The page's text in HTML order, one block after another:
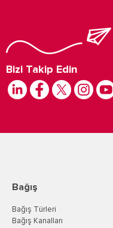
Bizi Takip Edin
Bağış
Bağış Türleri
Bağış Kanalları